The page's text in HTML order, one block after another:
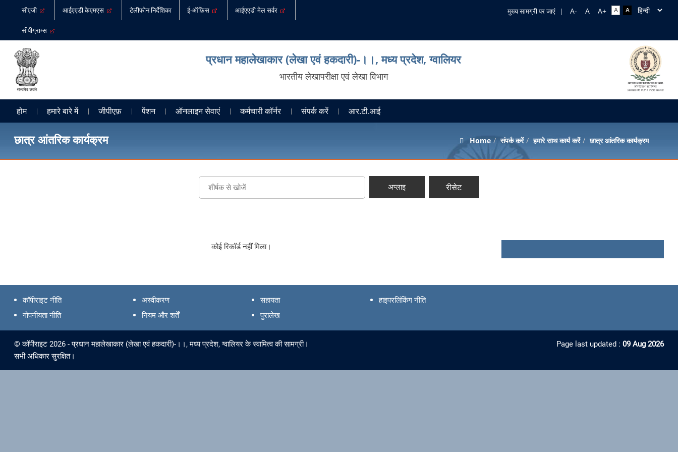
सीएजी आईएएडी केएमएस टेलीफोन निर्देशिका ई-ऑफ़िस आईएएडी मेल सर्वर
सीपीग्राम्स
मुख्य सामग्री पर जाएं |
प्रधान महालेखाकार (लेखा एवं हकदारी)-।।, मध्‍य प्रदेश, ग्‍वालियर
भारतीय लेखापरीक्षा एवं लेखा विभाग
होम हमारे बारे में जीपीएफ़ पेंशन ऑनलाइन सेवाएं कर्मचारी कॉर्नर संपर्क करें आर.टी.आई
छात्र आंतरिक कार्यक्रम Home संपर्क करें हमारे साथ कार्य करें छात्र आंतरिक कार्यक्रम
अप्लाइ रीसेट
कोई रिकॉर्ड नहीं मिला।
कॉपीराइट नीति अस्वीकरण सहायता
हाइपरलिंकिंग नीति
गोपनीयता नीति
नियम और शर्तें पुरालेख
© कॉपीराइट 2026 - प्रधान महालेखाकार (लेखा एवं हकदारी)-।।, मध्‍य प्रदेश, ग्‍वालियर के स्वामित्व की सामग्री।
सभी अधिकार सुरक्षित।
Page last updated : 09 Aug 2026